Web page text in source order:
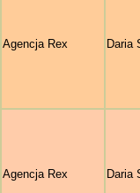
Agencja Rex Daria
Agencja Rex Daria